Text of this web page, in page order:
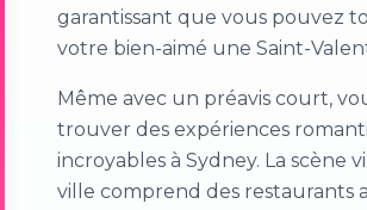
garantissant que vous pouvez
votre bien-aimé une Saint-
Même avec un préavis court,
trouver des expériences
incroyables à Sydney. La scène
ville comprend des restaurants